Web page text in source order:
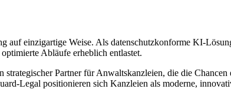
auf einzigartige Weise. Als datenschutzkonforme KI-
Abläufe erheblich entlastet.
Partner für Anwaltskanzleien, die die
Legal positionieren sich Kanzleien als moderne,